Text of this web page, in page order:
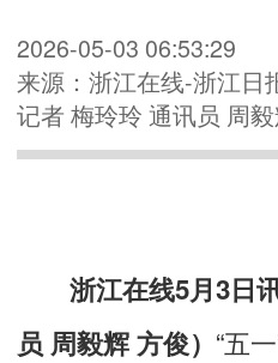
2026-05-03 06:53:29
来源：浙江在线-浙江日
记者 梅玲玲 通讯员 周
浙江在线5月3日
员 周毅辉 方俊） “五